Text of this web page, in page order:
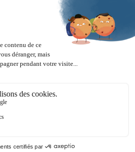
Ceciaa . All rights reserved.